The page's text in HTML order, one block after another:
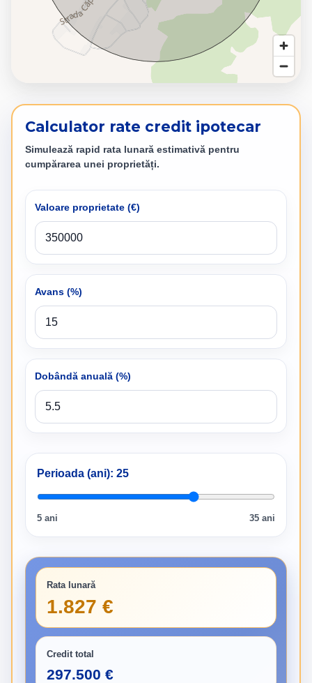
Calculator rate credit ipotecar
Simulează rapid rata lunară estimativă pentru
cumpărarea unei proprietăți.
Valoare proprietate (€)
Avans (%)
Dobândă anuală (%)
Perioada (ani): 25
5 ani 35 ani
Rata lunară
1.827 €
Credit total
297.500 €